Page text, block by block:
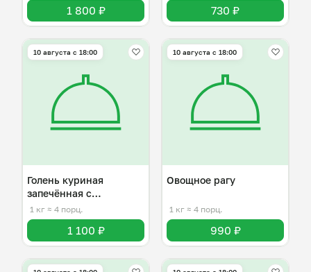
1 800 ₽ 730 ₽
10 августа с 18:00
Голень куриная
запечённая с
картофелем
1 кг ≈ 4 порц.
1 100 ₽
10 августа с 18:00
Овощное рагу
1 кг ≈ 4 порц.
990 ₽